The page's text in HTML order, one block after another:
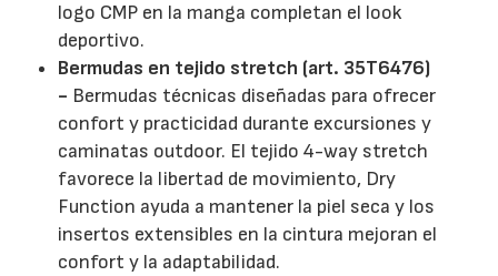
logo CMP en la manga completan el look
deportivo.
Bermudas en tejido stretch (art. 35T6476)
- Bermudas técnicas diseñadas para ofrecer
confort y practicidad durante excursiones y
caminatas outdoor. El tejido 4-way stretch
favorece la libertad de movimiento, Dry
Function ayuda a mantener la piel seca y los
insertos extensibles en la cintura mejoran el
confort y la adaptabilidad.